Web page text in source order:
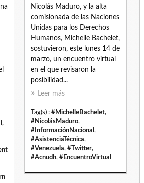
,
Nicolás Maduro, y la alta
comisionada de las Naciones
Unidas para los Derechos
Humanos, Michelle Bachelet,
sostuvieron, este lunes 14 de
marzo, un encuentro virtual
en el que revisaron la
posibilidad...
Leer más
Tag(s) : #MichelleBachelet,
#NicolásMaduro,
#InformaciónNacional ,
#AsistenciaTécnica,
#Venezuela, #Twitter,
#Acnudh, #EncuentroVirtual